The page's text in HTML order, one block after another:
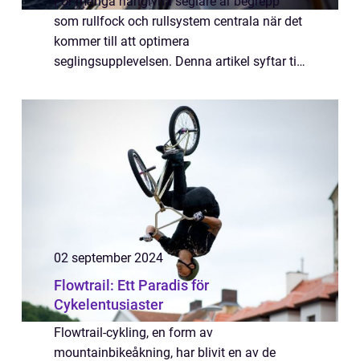
som rullfock och rullsystem centrala när det
kommer till att optimera
seglingsupplevelsen. Denna artikel syftar till
fördelar och de olik...
02 september 2024
Flowtrail: Ett Paradis för
Cykelentusiaster
Flowtrail-cykling, en form av
mountainbikeåkning, har blivit en av de